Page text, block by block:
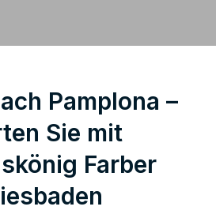
Pamplona –
Sie mit
Farber